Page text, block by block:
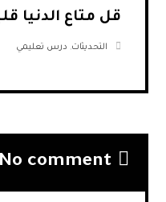
قل متاع الدنيا
التحديثات, درس تعليمي
No comment